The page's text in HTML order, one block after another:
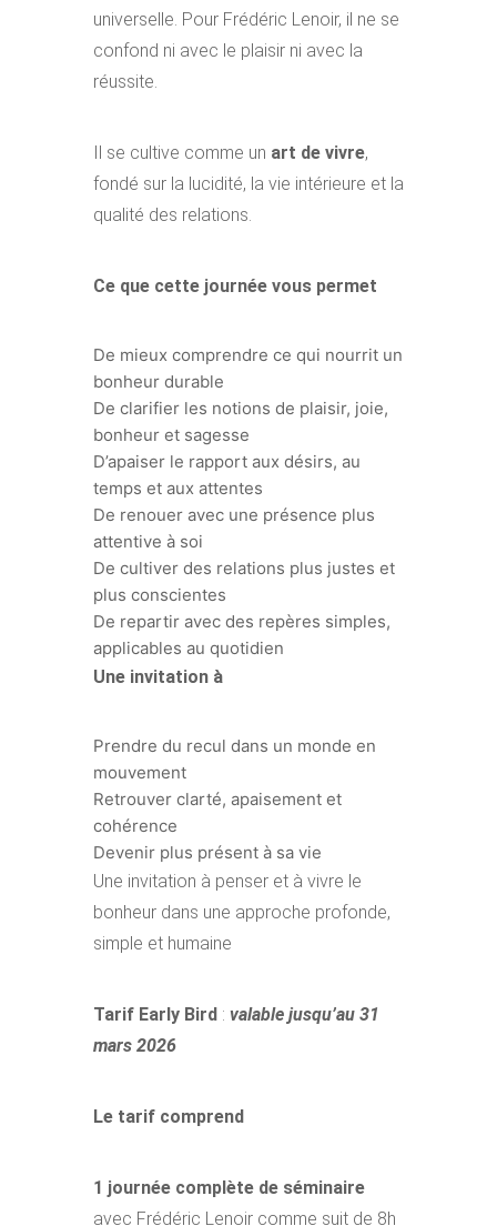
universelle. Pour Frédéric Lenoir, il ne se
confond ni avec le plaisir ni avec la
réussite.
Il se cultive comme un art de vivre,
fondé sur la lucidité, la vie intérieure et la
qualité des relations.
Ce que cette journée vous permet
De mieux comprendre ce qui nourrit un
bonheur durable
De clarifier les notions de plaisir, joie,
bonheur et sagesse
D’apaiser le rapport aux désirs, au
temps et aux attentes
De renouer avec une présence plus
attentive à soi
De cultiver des relations plus justes et
plus conscientes
De repartir avec des repères simples,
applicables au quotidien
Une invitation à
Prendre du recul dans un monde en
mouvement
Retrouver clarté, apaisement et
cohérence
Devenir plus présent à sa vie
Une invitation à penser et à vivre le
bonheur dans une approche profonde,
simple et humaine
Tarif Early Bird : valable jusqu’au 31
mars 2026
Le tarif comprend
1 journée complète de séminaire
avec Frédéric Lenoir comme suit de 8h